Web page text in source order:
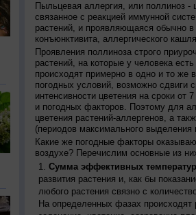
Пыльцевая аллергия, или поллиноз -
связанное с реакцией иммунной
растений, и проявляющаяся обычно
конъюнктивита, аллергического
Проявления поллиноза строго
растений, на которые у человека
происходят примерно в одно и то же
погодных условий, возможно сдвиги
интенсивности цветения на сроки от
и погодных факторов. Поэтому для
цветения растений-аллергенов, а
(периодов максимального
Какие же погодные факторы
воздухе? Перечислим основные из
Сумма эффективных
развития растения и, как бы
любого растения связно с
На определенных фазах происходят